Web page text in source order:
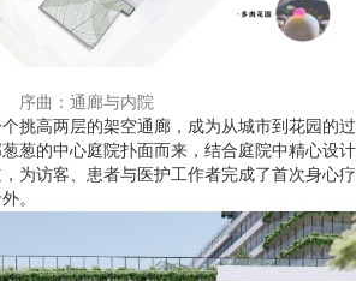
序曲：通廊与内院
挑高两层的架空通廊，成为从城市到花园的过
葱的中心庭院扑面而来，结合庭院中精心设计
为访客、患者与医护工作者完成了首次身心疗
。